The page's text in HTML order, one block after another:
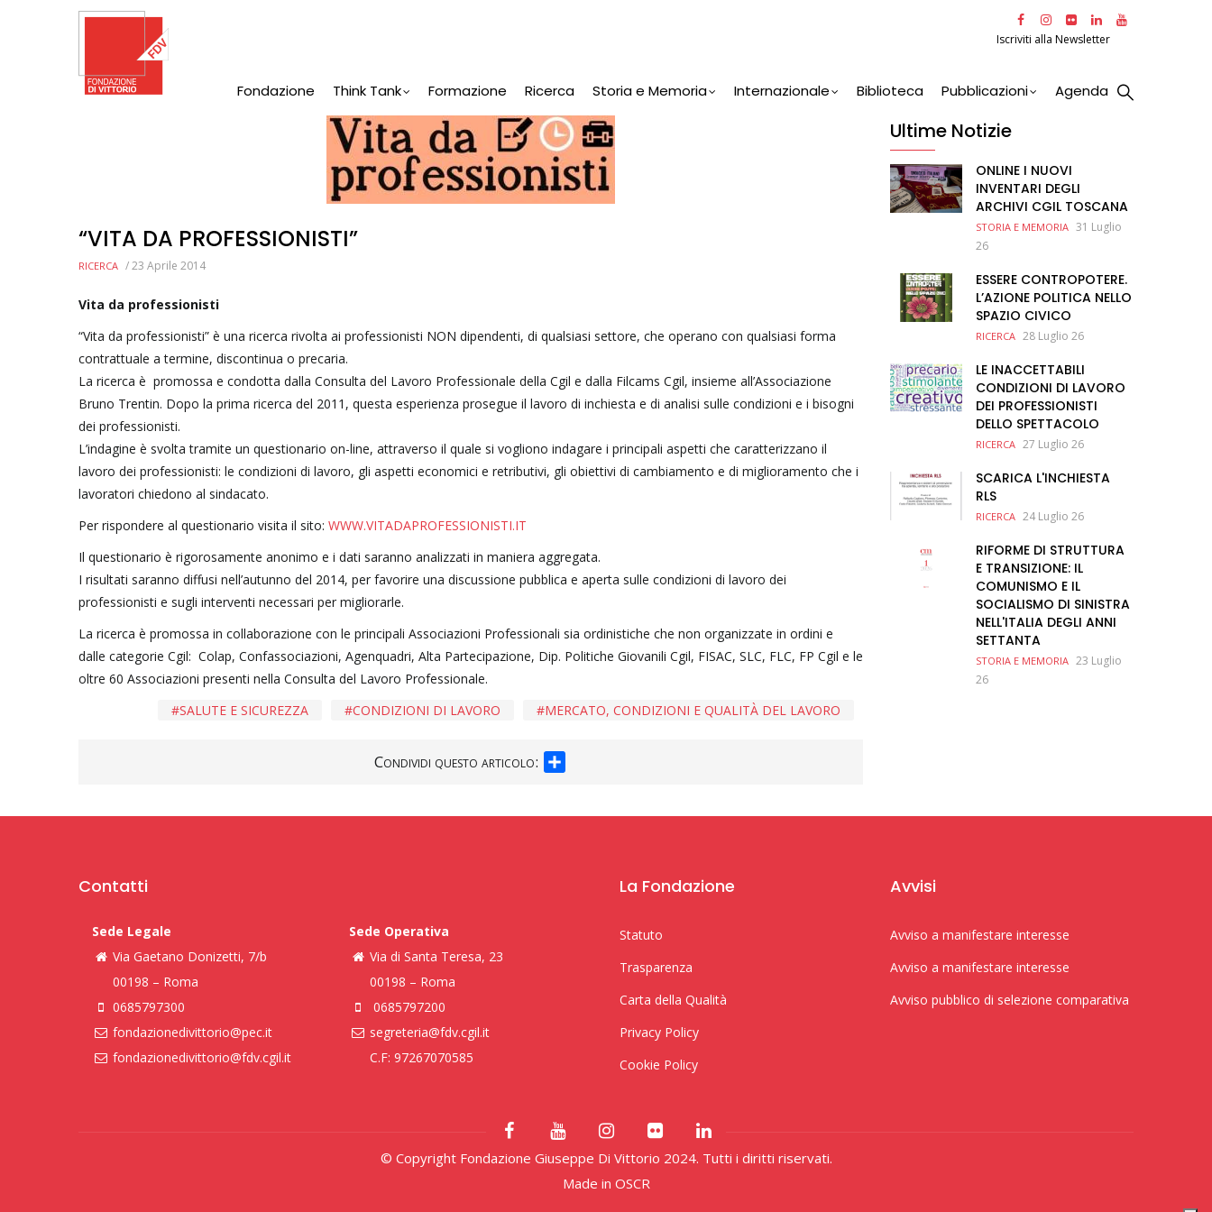
Iscriviti alla Newsletter
Fondazione Think Tank Formazione Ricerca Storia e Memoria Internazionale Biblioteca Pubblicazioni Agenda
“VITA DA PROFESSIONISTI”
RICERCA /23 Aprile 2014
Vita da professionisti
“Vita da professionisti” è una ricerca rivolta ai professionisti NON dipendenti, di qualsiasi settore, che operano con qualsiasi forma
contrattuale a termine, discontinua o precaria.
La ricerca è promossa e condotta dalla Consulta del Lavoro Professionale della Cgil e dalla Filcams Cgil, insieme all’Associazione
Bruno Trentin. Dopo la prima ricerca del 2011, questa esperienza prosegue il lavoro di inchiesta e di analisi sulle condizioni e i bisogni
dei professionisti.
L’indagine è svolta tramite un questionario on-line, attraverso il quale si vogliono indagare i principali aspetti che caratterizzano il
lavoro dei professionisti: le condizioni di lavoro, gli aspetti economici e retributivi, gli obiettivi di cambiamento e di miglioramento che i
lavoratori chiedono al sindacato.
Per rispondere al questionario visita il sito: WWW.VITADAPROFESSIONISTI.IT
Il questionario è rigorosamente anonimo e i dati saranno analizzati in maniera aggregata.
I risultati saranno diffusi nell’autunno del 2014, per favorire una discussione pubblica e aperta sulle condizioni di lavoro dei
professionisti e sugli interventi necessari per migliorarle.
La ricerca è promossa in collaborazione con le principali Associazioni Professionali sia ordinistiche che non organizzate in ordini e
dalle categorie Cgil: Colap, Confassociazioni, Agenquadri, Alta Partecipazione, Dip. Politiche Giovanili Cgil, FISAC, SLC, FLC, FP Cgil e le
oltre 60 Associazioni presenti nella Consulta del Lavoro Professionale.
MERCATO, CONDIZIONI E QUALITÀ DEL LAVORO
CONDIZIONI DI LAVORO
SALUTE E SICUREZZA
Condividi questo articolo:
Ultime Notizie
ONLINE I NUOVI
INVENTARI DEGLI
ARCHIVI CGIL TOSCANA
STORIA E MEMORIA 31 Luglio
26
ESSERE CONTROPOTERE.
L’AZIONE POLITICA NELLO
SPAZIO CIVICO
RICERCA 28 Luglio 26
LE INACCETTABILI
CONDIZIONI DI LAVORO
DEI PROFESSIONISTI
DELLO SPETTACOLO
RICERCA 27 Luglio 26
SCARICA L'INCHIESTA
RLS
RICERCA 24 Luglio 26
RIFORME DI STRUTTURA
E TRANSIZIONE: IL
COMUNISMO E IL
SOCIALISMO DI SINISTRA
NELL'ITALIA DEGLI ANNI
SETTANTA
STORIA E MEMORIA 23 Luglio
26
Contatti
Sede Legale
Via Gaetano Donizetti, 7/b
00198 – Roma
0685797300
fondazionedivittorio@pec.it
fondazionedivittorio@fdv.cgil.it
Sede Operativa
Via di Santa Teresa, 23
00198 – Roma
0685797200
segreteria@fdv.cgil.it
C.F: 97267070585
La Fondazione
Statuto
Trasparenza
Carta della Qualità
Privacy Policy
Cookie Policy
Avvisi
Avviso a manifestare interesse
Avviso a manifestare interesse
Avviso pubblico di selezione comparativa
© Copyright Fondazione Giuseppe Di Vittorio 2024. Tutti i diritti riservati.
Made in OSCR